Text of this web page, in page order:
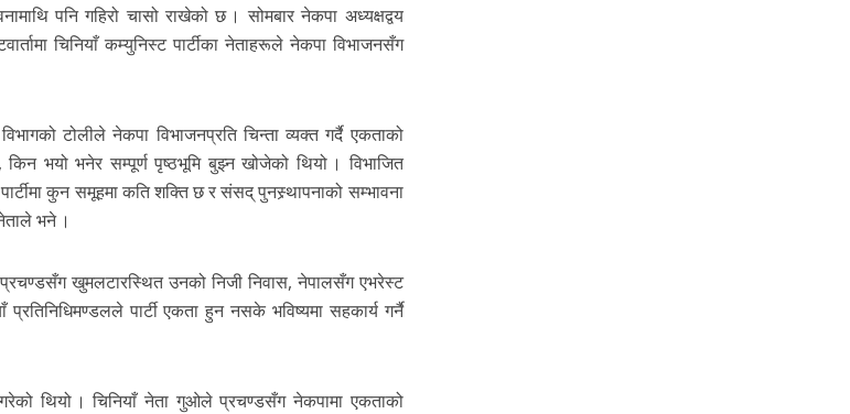
पनि गहिरो चासो राखेको छ । सोमबार नेकपा अध्यक्षद्वय
चिनियाँ कम्युनिस्ट पार्टीका नेताहरूले नेकपा विभाजनसँग
टोलीले नेकपा विभाजनप्रति चिन्ता व्यक्त गर्दै एकताको
भयो भनेर सम्पूर्ण पृष्ठभूमि बुझ्न खोजेको थियो । विभाजित
कुन समूहमा कति शक्ति छ र संसद् पुनस्र्थापनाको सम्भावना
भने ।
प्रचण्डसँग खुमलटारस्थित उनको निजी निवास, नेपालसँग एभरेस्ट
पार्टी एकता हुन नसके भविष्यमा सहकार्य गर्नै
गरेको थियो । चिनियाँ नेता गुओले प्रचण्डसँग नेकपामा एकताको